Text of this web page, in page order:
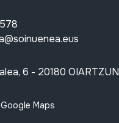
6 - 20180 OIARTZUN
Maps